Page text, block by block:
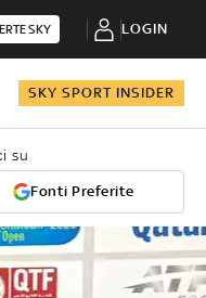
SKY LOGIN
SKY SPORT INSIDER
su
Fonti Preferite